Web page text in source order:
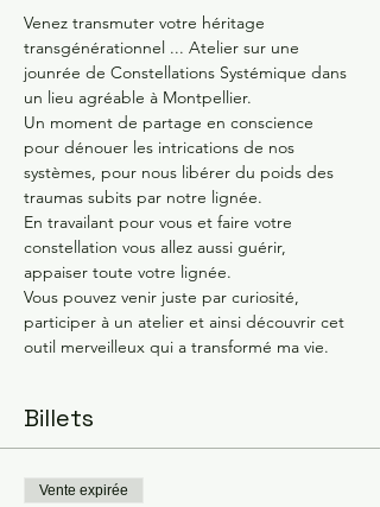
Venez transmuter votre héritage
transgénérationnel ... Atelier sur une
jounrée de Constellations Systémique dans
un lieu agréable à Montpellier.
Un moment de partage en conscience
pour dénouer les intrications de nos
systèmes, pour nous libérer du poids des
traumas subits par notre lignée.
En travailant pour vous et faire votre
constellation vous allez aussi guérir,
appaiser toute votre lignée.
Vous pouvez venir juste par curiosité,
participer à un atelier et ainsi découvrir cet
outil merveilleux qui a transformé ma vie.
Billets
Vente expirée